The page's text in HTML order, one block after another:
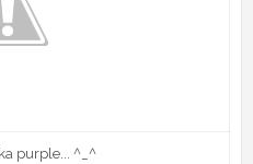
purple... ^_^